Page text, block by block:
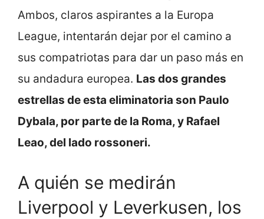
Ambos, claros aspirantes a la Europa
League, intentarán dejar por el camino a
sus compatriotas para dar un paso más en
su andadura europea. Las dos grandes
estrellas de esta eliminatoria son Paulo
Dybala, por parte de la Roma, y Rafael
Leao, del lado rossoneri.
A quién se medirán
Liverpool y Leverkusen, los